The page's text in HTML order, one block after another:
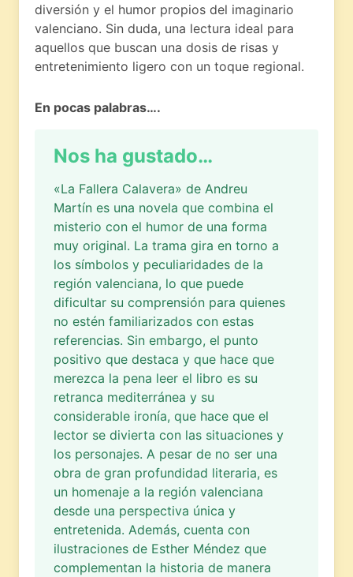
diversión y el humor propios del imaginario
valenciano. Sin duda, una lectura ideal para
aquellos que buscan una dosis de risas y
entretenimiento ligero con un toque regional.
En pocas palabras….
Nos ha gustado…
«La Fallera Calavera» de Andreu
Martín es una novela que combina el
misterio con el humor de una forma
muy original. La trama gira en torno a
los símbolos y peculiaridades de la
región valenciana, lo que puede
dificultar su comprensión para quienes
no estén familiarizados con estas
referencias. Sin embargo, el punto
positivo que destaca y que hace que
merezca la pena leer el libro es su
retranca mediterránea y su
considerable ironía, que hace que el
lector se divierta con las situaciones y
los personajes. A pesar de no ser una
obra de gran profundidad literaria, es
un homenaje a la región valenciana
desde una perspectiva única y
entretenida. Además, cuenta con
ilustraciones de Esther Méndez que
complementan la historia de manera